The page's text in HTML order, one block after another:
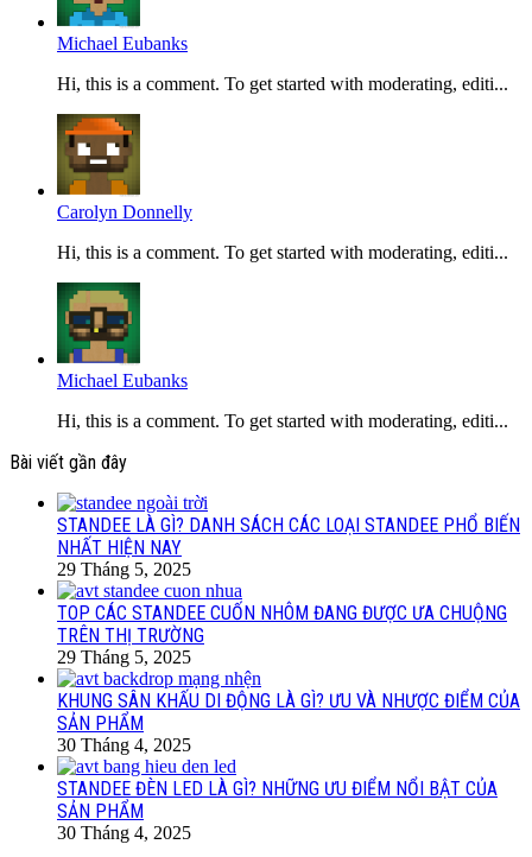
Michael Eubanks
Hi, this is a comment. To get started with moderating, editi...
Carolyn Donnelly
Hi, this is a comment. To get started with moderating, editi...
Michael Eubanks
Hi, this is a comment. To get started with moderating, editi...
Bài viết gần đây
STANDEE LÀ GÌ? DANH SÁCH CÁC LOẠI STANDEE PHỔ BIẾN
NHẤT HIỆN NAY
29 Tháng 5, 2025
TOP CÁC STANDEE CUỐN NHÔM ĐANG ĐƯỢC ƯA CHUỘNG
TRÊN THỊ TRƯỜNG
29 Tháng 5, 2025
KHUNG SÂN KHẤU DI ĐỘNG LÀ GÌ? ƯU VÀ NHƯỢC ĐIỂM CỦA
SẢN PHẨM
30 Tháng 4, 2025
STANDEE ĐÈN LED LÀ GÌ? NHỮNG ƯU ĐIỂM NỔI BẬT CỦA
SẢN PHẨM
30 Tháng 4, 2025